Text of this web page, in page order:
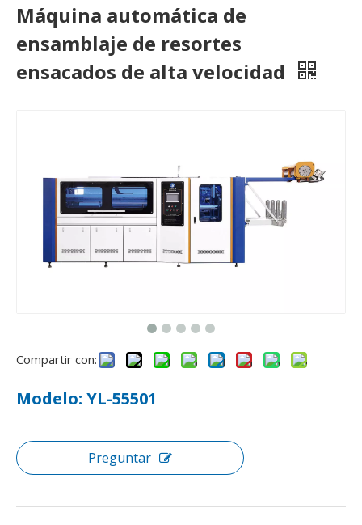
Máquina automática de
ensamblaje de resortes
ensacados de alta velocidad
Compartir con:
Modelo: YL-55501
Preguntar